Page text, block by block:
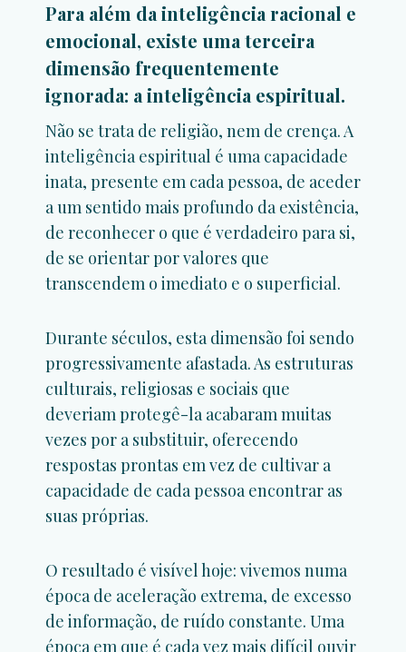
Para além da inteligência racional e
emocional, existe uma terceira
dimensão frequentemente
ignorada: a inteligência espiritual.
Não se trata de religião, nem de crença. A
inteligência espiritual é uma capacidade
inata, presente em cada pessoa, de aceder
a um sentido mais profundo da existência,
de reconhecer o que é verdadeiro para si,
de se orientar por valores que
transcendem o imediato e o superficial.
Durante séculos, esta dimensão foi sendo
progressivamente afastada. As estruturas
culturais, religiosas e sociais que
deveriam protegê-la acabaram muitas
vezes por a substituir, oferecendo
respostas prontas em vez de cultivar a
capacidade de cada pessoa encontrar as
suas próprias.
O resultado é visível hoje: vivemos numa
época de aceleração extrema, de excesso
de informação, de ruído constante. Uma
época em que é cada vez mais difícil ouvir